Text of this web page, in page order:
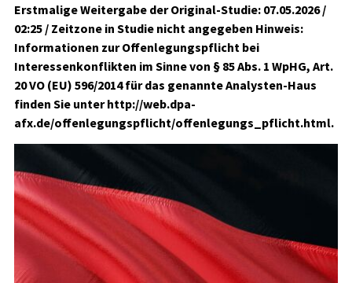
Erstmalige Weitergabe der Original-Studie: 07.05.2026 /
02:25 / Zeitzone in Studie nicht angegeben Hinweis:
Informationen zur Offenlegungspflicht bei
Interessenkonflikten im Sinne von § 85 Abs. 1 WpHG, Art.
20 VO (EU) 596/2014 für das genannte Analysten-Haus
finden Sie unter http://web.dpa-
afx.de/offenlegungspflicht/offenlegungs_pflicht.html.